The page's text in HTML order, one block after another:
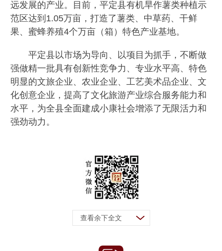
远发展的产业。目前，平定县有机旱作薯类种植示
范区达到1.05万亩，打造了薯类、中草药、干鲜
果、蜜蜂养殖4个万亩（箱）特色产业基地。
平定县以市场为导向、以项目为抓手，不断做
强做精一批具有创新性竞争力、专业水平高、特色
明显的文旅企业、农业企业、工艺美术品企业、文
化创意企业，提高了文化旅游产业综合服务能力和
水平，为全县全面建成小康社会增添了无限活力和
强劲动力。
查看余下全文